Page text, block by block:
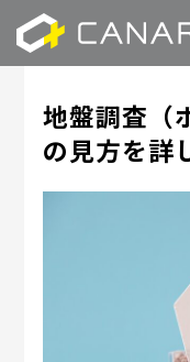
地盤調査（
の見方を詳